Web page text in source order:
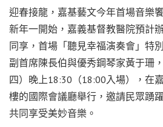
迎春接龍，嘉基藝文今年首場音樂
新年一開始，嘉義基督教醫院預計
同享，首場「聽見幸福演奏會」特
副首席陳長伯與優秀鋼琴家黃于珊
四）晚上18:30（18:00入場），在
樓的國際會議廳舉行，邀請民眾踴
共同享受美妙音樂。